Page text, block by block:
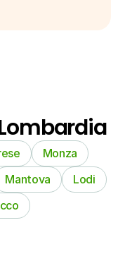
Monza
Mantova
Lodi